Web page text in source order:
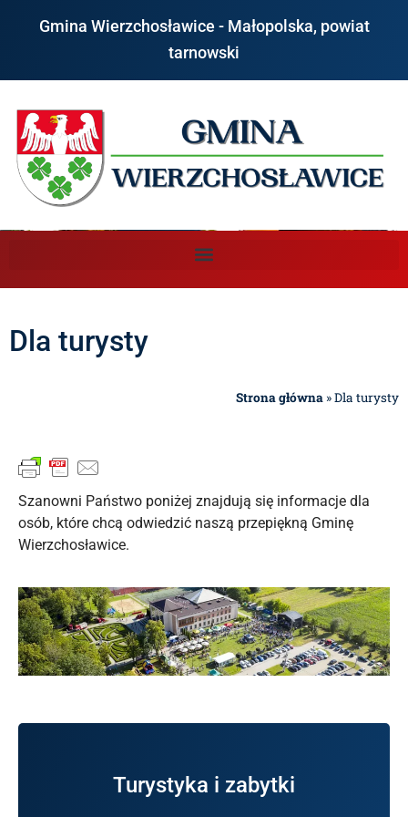
Gmina Wierzchosławice - Małopolska, powiat
tarnowski
Dla turysty
Strona główna »Dla turysty
Szanowni Państwo poniżej znajdują się informacje dla
osób, które chcą odwiedzić naszą przepiękną Gminę
Wierzchosławice.
Turystyka i zabytki
Informacja zabytkach i miejscach wartych
odwiedzenia w Gminie Wierzchosławice